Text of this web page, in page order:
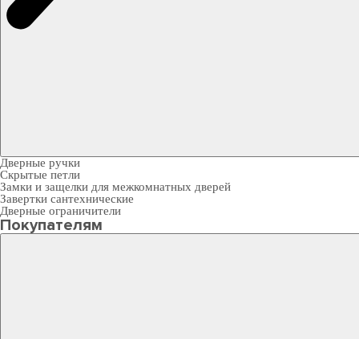
Дверные ручки
Скрытые петли
Замки и защелки для межкомнатных дверей
Завертки сантехнические
Дверные ограничители
Покупателям